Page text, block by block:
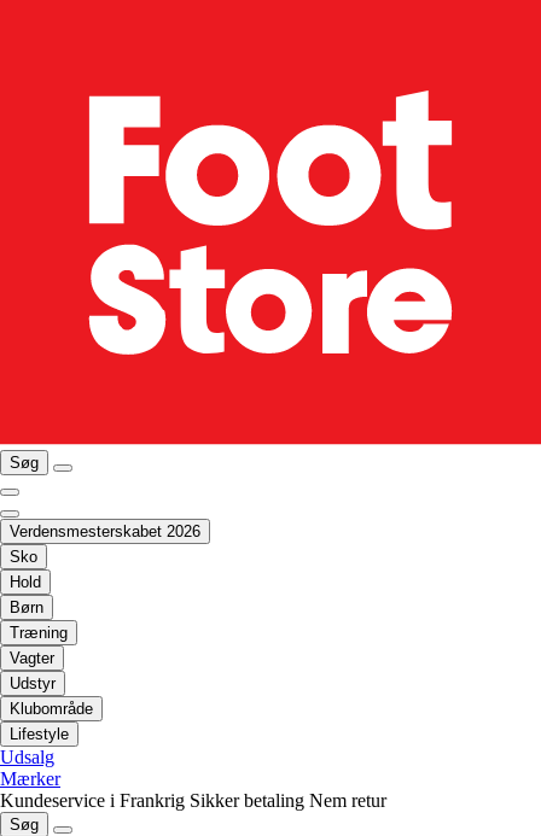
Søg
Verdensmesterskabet 2026
Sko
Hold
Børn
Træning
Vagter
Udstyr
Klubområde
Lifestyle
Udsalg
Mærker
Kundeservice i Frankrig Sikker betaling Nem retur
Søg